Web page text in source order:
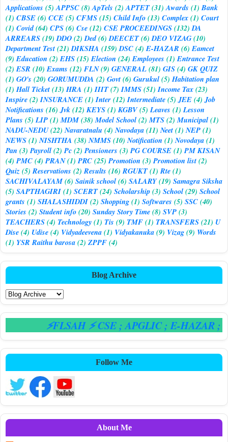
Applications (5) APPSC(8) ApTels (2) APTET(31) Awards (1) Bank
(1) CBSE(6) CCE(5) CFMS(15) Child Info(13) Complex(1) Court
(1) Covid(64) CPS(6) Cse(12) CSE PROCEEDINGS(132) DA
ARREARS(19) DDO(2) Ded(6) DEECET(6) DEO VIZAG(10)
Department Test(21) DIKSHA (159) DSC(4) E-HAZAR (6) Eamcet
(9) Education (2) EHS(15) Election (24) Employees (1) Entrance Test
(2) ESR (10) Exams (12) FLN(9) GENERAL(81) GIS(4) GK QUIZ
(1) GO's (20) GORUMUDDA (2) Govt(6) Gurukul(5) Habitation plan
(1) Hall Ticket(13) HRA (1) IIIT(7) IMMS(51) Income Tax(23)
Inspire(2) INSURANCE(1) Inter(12) Intermediate(5) JEE(4) Job
Notifications (16) Jvk(12) KEYS(1) KGBV(5) Leaves (1) Lesson
Plans (5) LIP(1) MDM(38) Model School(2) MTS(2) Municipal(1)
NADU-NEDU(22) Navaratnalu (4) Navodaya(11) Neet(1) NEP(1)
NEWS(1) NISHTHA (38) NMMS(10) Notification (1) Novodaya(1)
Pan (3) Payroll(2) Pc(2) Pensioners (3) PG COURSE(1) PM KISAN
(4) PMC(4) PRAN(1) PRC(25) Promotion (3) Promotion list(2)
Quiz(5) Reservations (2) Results (16) RGUKT(1) Rte(1)
SACHIVALAYAM(6) Sainik school(6) SALARY(19) Samagra Siksha
(5) SAPTHAGIRI(1) SCERT(24) Scholarship(3) School(29) School
grants (1) SHALASHIDDI(2) Shopping(1) Softwares (5) SSC(40)
Stories (2) Student info(20) Sunday Story Time(8) SVP(3)
TEACHERS(4) Technology(1) Tis (9) TMF(1) TRANSFERS(21) U
Dise(4) Udise(4) Vidyadeevena(1) Vidyakanuka(9) Vizag(9) Words
(1) YSR Raithu barosa(2) ZPPF(4)
Blog Archive
⚡FLSAH ⚡ CSE; APGLIC; E-HAZAR;
Follow Me
About Me